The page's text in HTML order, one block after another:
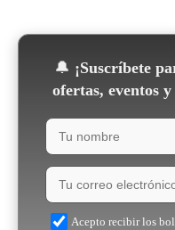
🔔 ¡Suscríbete
ofertas, eventos
Acepto recibir los